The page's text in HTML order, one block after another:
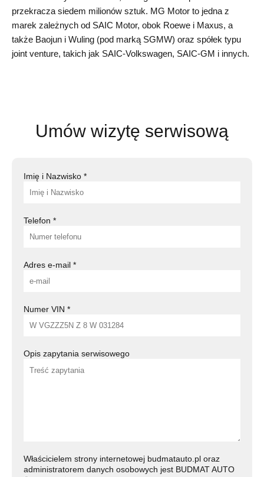
przekracza siedem milionów sztuk. MG Motor to jedna z
marek zależnych od SAIC Motor, obok Roewe i Maxus, a
także Baojun i Wuling (pod marką SGMW) oraz spółek typu
joint venture, takich jak SAIC-Volkswagen, SAIC-GM i innych.
Umów wizytę serwisową
Imię i Nazwisko *
Telefon *
Adres e-mail *
Numer VIN *
Opis zapytania serwisowego
Właścicielem strony internetowej budmatauto.pl oraz
administratorem danych osobowych jest BUDMAT AUTO